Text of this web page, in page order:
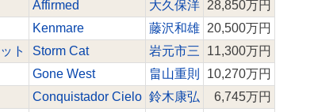
Affirmed 大久保洋 28,850万円
Kenmare 藤沢和雄 20,500万円
ト Storm Cat 岩元市三
11,300万円
Gone West 畠山重則
10,270万円
Conquistador Cielo 鈴木康弘
6,745万円